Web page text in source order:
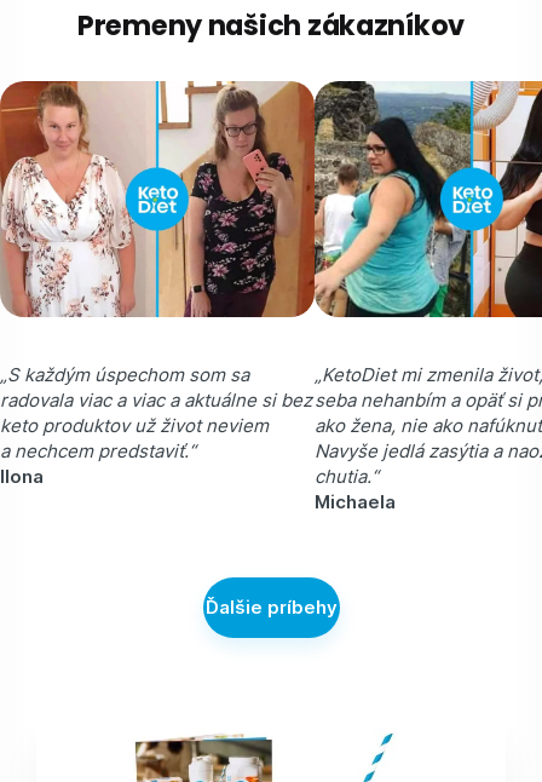
Premeny našich zákazníkov
„S každým úspechom som sa
radovala viac a viac a aktuálne si bez
keto produktov už život neviem
a nechcem predstaviť.“
Ilona
„KetoDiet mi zmenila
seba nehanbím a opäť si
ako žena, nie ako
Navyše jedlá zasýtia a
chutia.“
Michaela
Ďalšie príbehy